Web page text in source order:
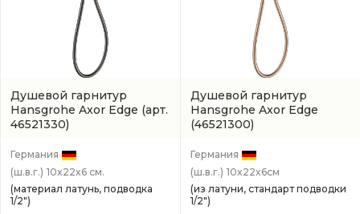
Душевой гарнитур
Hansgrohe Axor Edge (арт.
46521330)
Германия
(ш.в.г.) 10x22x6 см.
(материал латунь, подводка
1/2")
Душевой гарнитур
Hansgrohe Axor Edge
(46521300)
Германия
(ш.в.г.) 10x22x6см
(из латуни, стандарт подводки
1/2")